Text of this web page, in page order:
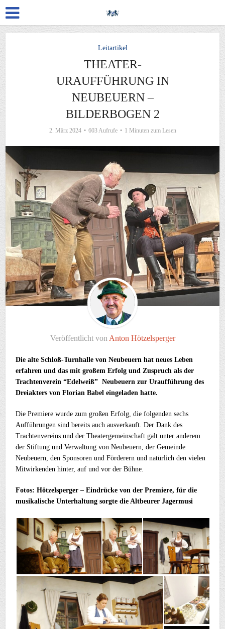
Leitartikel
THEATER-
URAUFFÜHRUNG IN
NEUBEUERN –
BILDERBOGEN 2
2. März 2024 603 Aufrufe 1 Minuten zum Lesen
Veröffentlicht von Anton Hötzelsperger
Die alte Schloß-Turnhalle von Neubeuern hat neues Leben
erfahren und das mit großem Erfolg und Zuspruch als der
Trachtenverein “Edelweiß” Neubeuern zur Uraufführung des
Dreiakters von Florian Babel eingeladen hatte.
Die Premiere wurde zum großen Erfolg, die folgenden sechs
Aufführungen sind bereits auch ausverkauft. Der Dank des
Trachtenvereins und der Theatergemeinschaft galt unter anderem
der Stiftung und Verwaltung von Neubeuern, der Gemeinde
Neubeuern, den Sponsoren und Förderern und natürlich den vielen
Mitwirkenden hinter, auf und vor der Bühne.
Fotos: Hötzelsperger – Eindrücke von der Premiere, für die
musikalische Unterhaltung sorgte die Altbeurer Jagermusi